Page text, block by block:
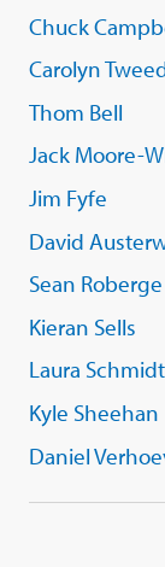
Chuck
Carolyn
Thom Bell
Jack Moore-
Jim Fyfe
David
Sean Roberge
Kieran Sells
Laura Schmidt
Kyle Sheehan
Daniel